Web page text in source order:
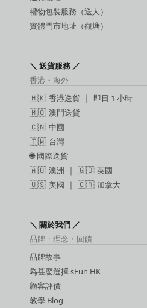
禮物包裝服務（送人）
實體門市地址（觀塘）
＼ 送貨服務 ／
香港・海外
🇭🇰 香港送貨 ｜ 即日 1 小時
🇲🇴 澳門送貨
🇨🇳 中國
🇹🇼 台灣
🌐國際送貨
🇦🇺 澳洲 ｜ 🇬🇧 英國
🇺🇸 美國 ｜ 🇨🇦 加拿大
＼ 關於我們 ／
品牌・理念・回饋
品牌故事
為甚麼選擇 sFun HK
顧客評價
教學 Blog